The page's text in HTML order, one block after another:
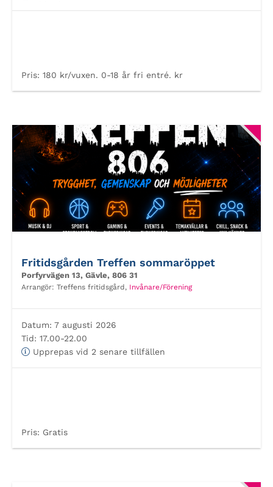
Pris: 180 kr/vuxen. 0-18 år fri entré. kr
Fritidsgården Treffen sommaröppet
Porfyrvägen 13, Gävle, 806 31
Arrangör: Treffens fritidsgård, Invånare/Förening
Datum: 7 augusti 2026
Tid: 17.00-22.00
Upprepas vid 2 senare tillfällen
Pris: Gratis